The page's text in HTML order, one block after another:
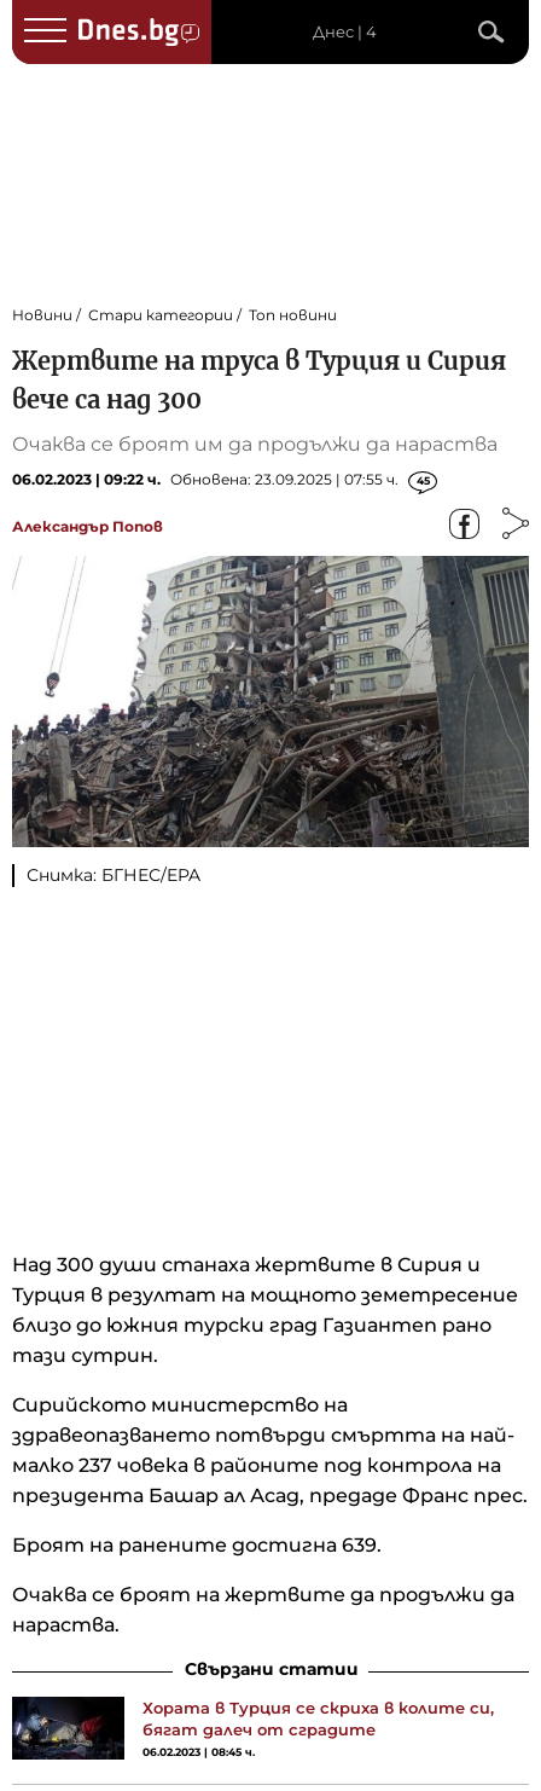
Днес | 4
Новини Стари категории Топ новини
Жертвите на труса в Турция и Сирия
вече са над 300
Очаква се броят им да продължи да нараства
06.02.2023 | 09:22 ч. Обновена: 23.09.2025 | 07:55 ч. 45
Александър Попов
Снимка: БГНЕС/EPA
Над 300 души станаха жертвите в Сирия и
Турция в резултат на мощното земетресение
близо до южния турски град Газиантеп рано
тази сутрин.
Сирийското министерство на
здравеопазването потвърди смъртта на най-
малко 237 човека в районите под контрола на
президента Башар ал Асад, предаде Франс прес.
Броят на ранените достигна 639.
Очаква се броят на жертвите да продължи да
нараства.
Свързани статии
Хората в Турция се скриха в колите си,
бягат далеч от сградите
06.02.2023 | 08:45 ч.